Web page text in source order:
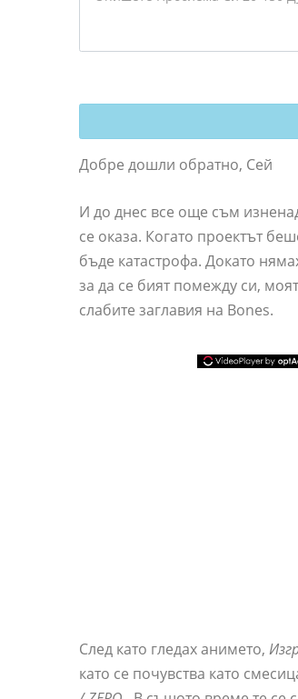
Добре дошли обратно, Сей
И до днес все още съм
се оказа. Когато проектът
бъде катастрофа. Докато
за да се бият помежду си,
слабите заглавия на Bones.
След като гледах анимето,
като се почувства като